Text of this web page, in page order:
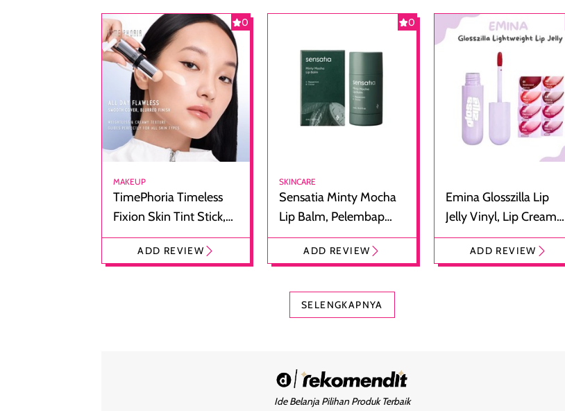
0
MAKEUP
TimePhoria Timeless
Fixion Skin Tint Stick,
Foundation dan
Concealer 2-in-1
ADD REVIEW
0
SKINCARE
Sensatia Minty Mocha
Lip Balm, Pelembap
Bibir dengan Aroma
CokelatADD REVIEW
Emina Glosszilla Lip
Jelly Vinyl, Lip Cream
Glossy Ringan dengan
Efek Bibir Plumpy
ADD REVIEW
SELENGKAPNYA
Ide Belanja Pilihan Produk Terbaik